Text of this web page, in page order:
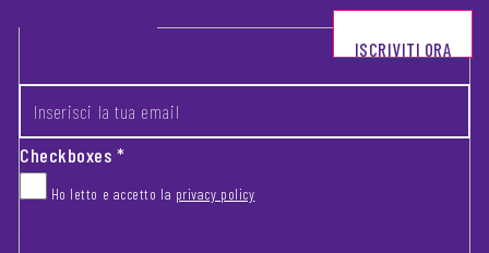
Footer newsletter
Checkboxes*
Ho letto e accetto la privacy policy
ISCRIVITI ORA